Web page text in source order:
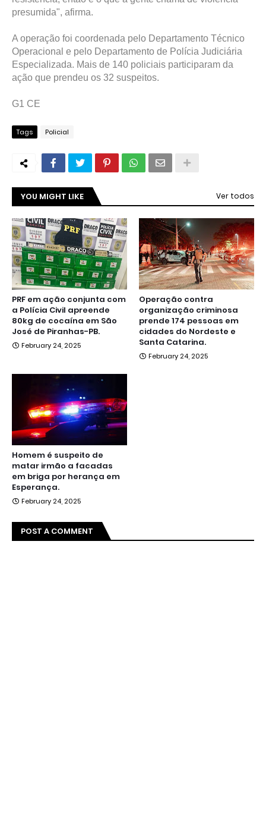
presumida", afirma.
A operação foi coordenada pelo Departamento Técnico
Operacional e pelo Departamento de Polícia Judiciária
Especializada. Mais de 140 policiais participaram da
ação que prendeu os 32 suspeitos.
G1 CE
Tags Policial
YOU MIGHT LIKE Ver todos
PRF em ação conjunta com
a Polícia Civil apreende
80kg de cocaína em São
José de Piranhas-PB.
February 24, 2025
Operação contra
organização criminosa
prende 174 pessoas em
cidades do Nordeste e
Santa Catarina.
February 24, 2025
Homem é suspeito de
matar irmão a facadas
em briga por herança em
Esperança.
February 24, 2025
POST A COMMENT